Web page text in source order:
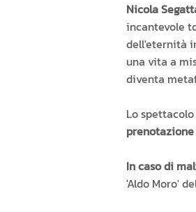
Nicola
incantevole
dell'eternità
una vita a
diventa
Lo
prenotazione
In caso di
'Aldo Moro'